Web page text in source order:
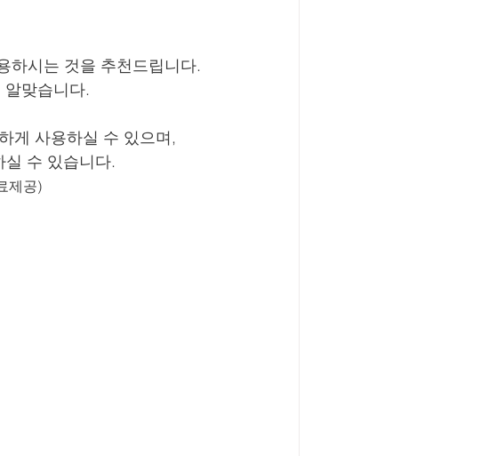
하시는 것을 추천드립니다.
맞습니다.
게 사용하실 수 있으며,
수 있습니다.
제공)